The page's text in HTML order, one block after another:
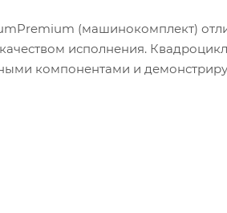
(машинокомплект)
исполнения.
компонентами и